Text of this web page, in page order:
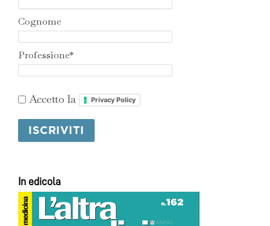
Cognome
Professione*
Accetto la Privacy Policy
In edicola